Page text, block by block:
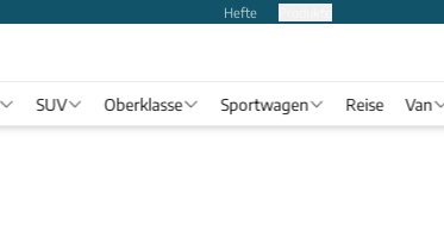
Hefte
SUV Oberklasse Sportwagen Reise Van